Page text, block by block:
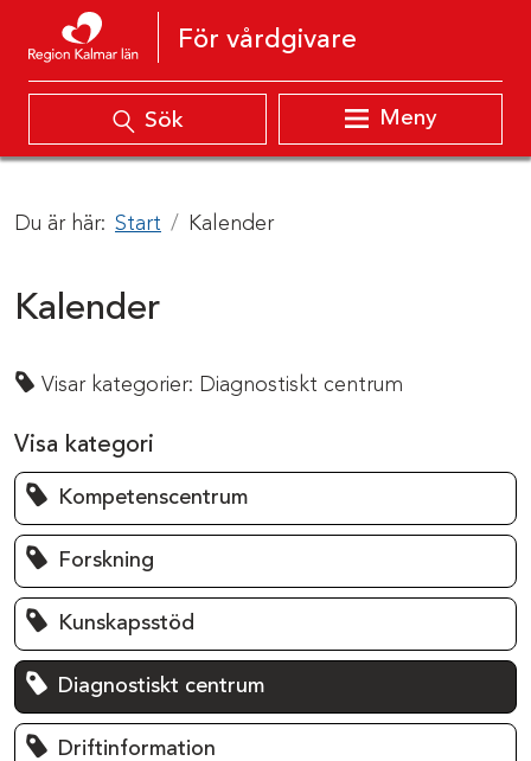
Hoppa till innehåll
För vårdgivare
Sök Meny
Du är här: Start Kalender
Kalender
Visar kategorier: Diagnostiskt centrum
Visa kategori
Kompetenscentrum
Forskning
Kunskapsstöd
Diagnostiskt centrum
Driftinformation